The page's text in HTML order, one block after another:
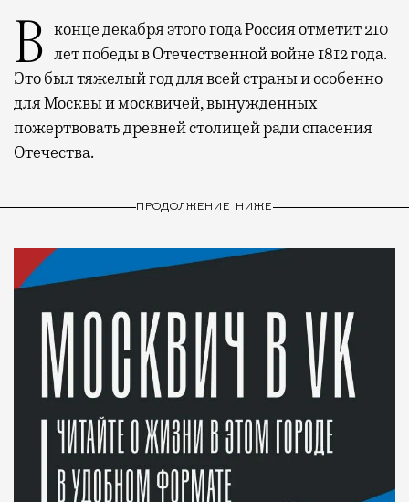
В конце декабря этого года Россия отметит 210 лет победы в Отечественной войне 1812 года.
Это был тяжелый год для всей страны и особенно
для Москвы и москвичей, вынужденных
пожертвовать древней столицей ради спасения
Отечества.
ПРОДОЛЖЕНИЕ НИЖЕ